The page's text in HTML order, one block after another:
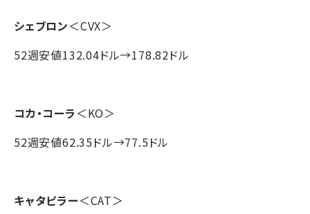
シェブロン＜CVX＞
52週安値132.04ドル→178.82ドル
コカ・コーラ ＜KO＞
52週安値62.35ドル→77.5ドル
キャタピラー＜CAT＞